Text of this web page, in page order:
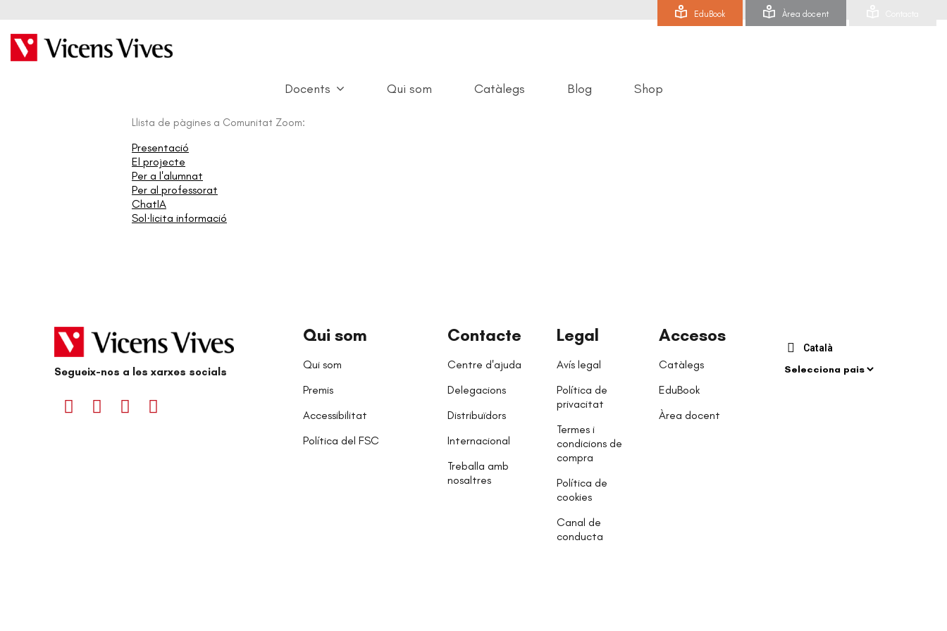
EduBook Àrea docent
Docents Qui som Catàlegs Blog Shop
Llista de pàgines a Comunitat Zoom:
Presentació
El projecte
Per a l'alumnat
Per al professorat
ChatIA
Sol·licita informació
Segueix-nos a les xarxes socials
Qui som
Qui som
Premis
Accessibilitat
Política del FSC
Contacte
Centre d'ajuda
Delegacions
Distribuïdors
Internacional
Treballa amb
nosaltres
Legal
Avís legal
Política de
privacitat
Termes i
condicions de
compra
Política de
cookies
Canal de
conducta
Accesos
Catàlegs
EduBook
Àrea docent
Català